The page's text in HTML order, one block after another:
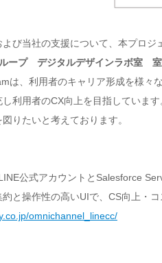
び当社の支援について、本プロ
ループ デジタルデザインラボ室
は、利用者のキャリア形成を様々
し利用者のCX向上を目指していま
りたいと考えております。
公式アカウントとSalesforce
と操作性の高いUIで、CS向上・
omnichannel_linecc/